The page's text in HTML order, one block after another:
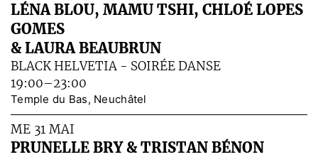
LÉNA BLOU, MAMU TSHI, CHLOÉ LOPES
GOMES
& LAURA BEAUBRUN
BLACK HELVETIA - SOIRÉE DANSE
19:00–23:00
Temple du Bas, Neuchâtel
ME 31 MAI
PRUNELLE BRY & TRISTAN BÉNON